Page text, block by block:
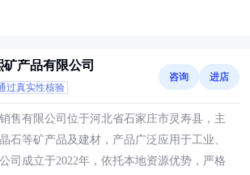
矿产品有限公司
过真实性核验
咨询 进店
售有限公司位于河北省石家庄市灵寿县，主
石等矿产品及建材，产品广泛应用于工业、
司成立于2022年，依托本地资源优势，严格